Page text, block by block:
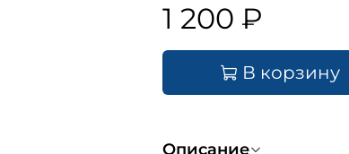
1 200 ₽
В корзину
Описание